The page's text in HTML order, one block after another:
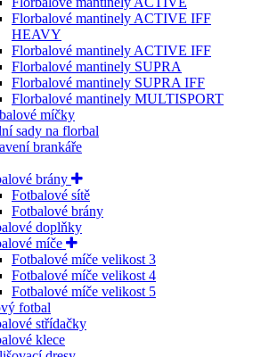
Florbalové mantinely ACTIVE IFF
HEAVY
Florbalové mantinely ACTIVE IFF
Florbalové mantinely SUPRA
Florbalové mantinely SUPRA IFF
Florbalové mantinely MULTISPORT
míčky
sady na florbal
brankáře
brány
Fotbalové sítě
Fotbalové brány
doplňky
míče
Fotbalové míče velikost 3
Fotbalové míče velikost 4
Fotbalové míče velikost 5
fotbal
střídačky
klece